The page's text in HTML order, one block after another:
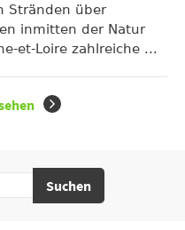
Stränden über
inmitten der Natur
et-Loire zahlreiche ...
Suchen